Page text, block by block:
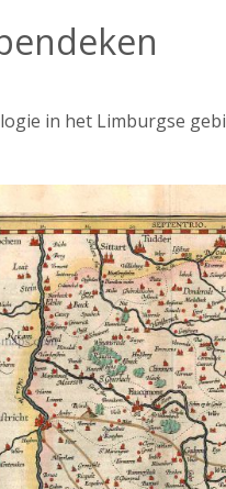
in het Limburgse